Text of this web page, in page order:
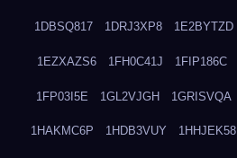
1DBSQ817 1DRJ3XP8 1E2BYTZD
1EZXAZS6 1FH0C41J 1FIP186C
1FP03I5E 1GL2VJGH 1GRISVQA
1HAKMC6P 1HDB3VUY 1HHJEK58